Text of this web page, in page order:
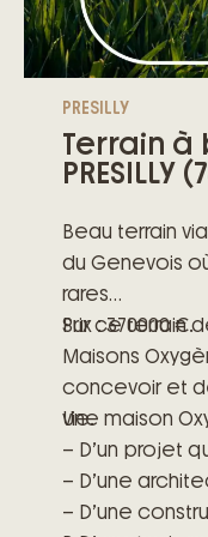
PRESILLY
Terrain à
PRESILLY
Beau terrain
du Genevois
rares
Prix : 370000 €.
Sur ce terrain de
Maisons
concevoir et
vie.
Une maison
– D’un projet
– D’une
– D’une